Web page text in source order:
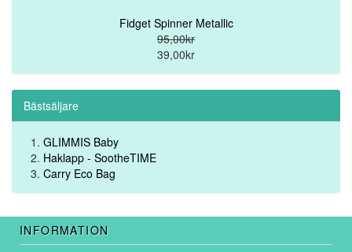
Fidget Spinner Metallic
95,00kr
39,00kr
Bästsäljare
GLIMMIS Baby
Haklapp - SootheTIME
Carry Eco Bag
INFORMATION